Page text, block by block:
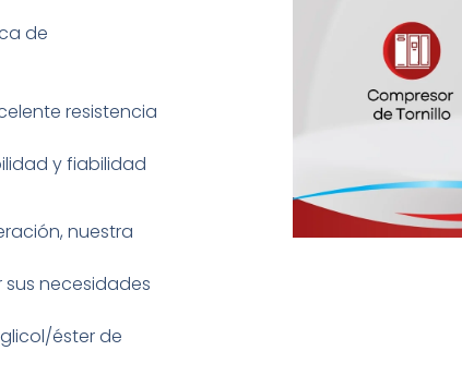
de
resistencia
y fiabilidad
nuestra
necesidades
éster de